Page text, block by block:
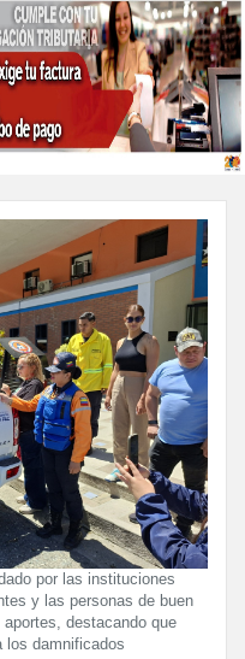
por las instituciones
y las personas de buen
destacando que
los damnificados